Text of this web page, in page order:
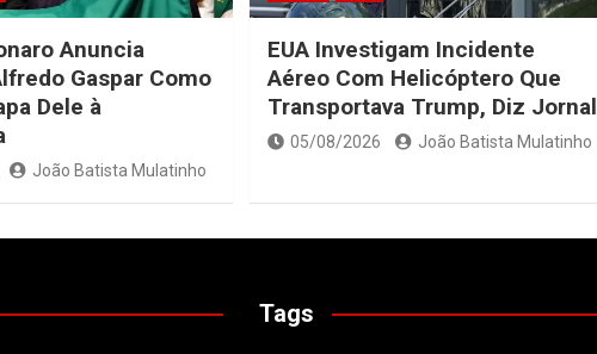
Anuncia
Gaspar Como
Dele à
João Batista Mulatinho
EUA Investigam Incidente
Aéreo Com Helicóptero Que
Transportava Trump, Diz Jornal
05/08/2026 João Batista Mulatinho
Tags